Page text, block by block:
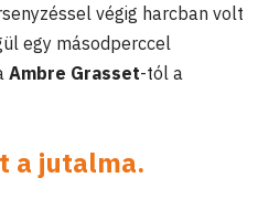
végig harcban volt
egy másodperccel
Ambre Grasset-tól a
a jutalma.